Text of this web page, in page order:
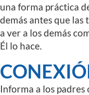
una forma práctica
demás antes que las
a ver a los demás
Él lo hace.
Informa a los